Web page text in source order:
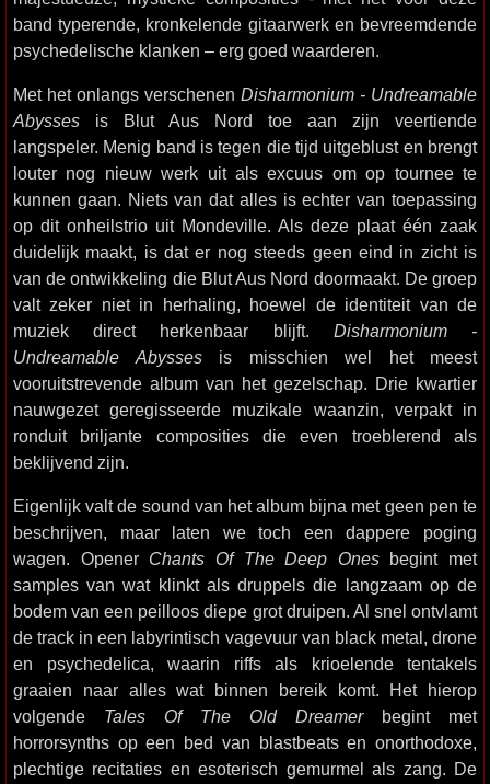
band typerende, kronkelende gitaarwerk en bevreemdende
psychedelische klanken – erg goed waarderen.
Met het onlangs verschenen Disharmonium - Undreamable
Abysses is Blut Aus Nord toe aan zijn veertiende
langspeler. Menig band is tegen die tijd uitgeblust en brengt
louter nog nieuw werk uit als excuus om op tournee te
kunnen gaan. Niets van dat alles is echter van toepassing
op dit onheilstrio uit Mondeville. Als deze plaat één zaak
duidelijk maakt, is dat er nog steeds geen eind in zicht is
van de ontwikkeling die Blut Aus Nord doormaakt. De groep
valt zeker niet in herhaling, hoewel de identiteit van de
muziek direct herkenbaar blijft. Disharmonium -
Undreamable Abyssesis misschien wel het meest
vooruitstrevende album van het gezelschap. Drie kwartier
nauwgezet geregisseerde muzikale waanzin, verpakt in
ronduit briljante composities die even troeblerend als
beklijvend zijn.
Eigenlijk valt de sound van het album bijna met geen pen te
beschrijven, maar laten we toch een dappere poging
wagen. Opener Chants Of The Deep Onesbegint met
samples van wat klinkt als druppels die langzaam op de
bodem van een peilloos diepe grot druipen. Al snel ontvlamt
de track in een labyrintisch vagevuur van black metal, drone
en psychedelica, waarin riffs als krioelende tentakels
graaien naar alles wat binnen bereik komt. Het hierop
volgende Tales Of The Old Dreamerbegint met
horrorsynths op een bed van blastbeats en onorthodoxe,
plechtige recitaties en esoterisch gemurmel als zang. De